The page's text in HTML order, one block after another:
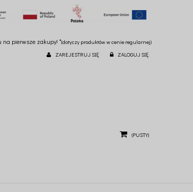
na pierwsze zakupy! *(dotyczy produktów w cenie regularnej)
ZAREJESTRUJ SIĘ ZALOGUJ SIĘ
(PUSTY)